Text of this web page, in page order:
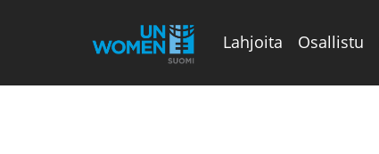
Lahjoita Osallistu